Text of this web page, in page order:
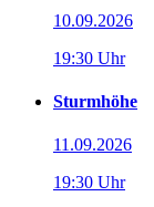
10.09.2026
19:30 Uhr
Sturmhöhe
11.09.2026
19:30 Uhr